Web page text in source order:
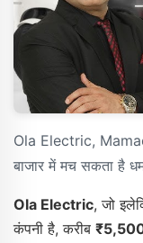
Ola Electric,
बाजार में मच सकता है
Ola Electric, जो
कंपनी है, करीब